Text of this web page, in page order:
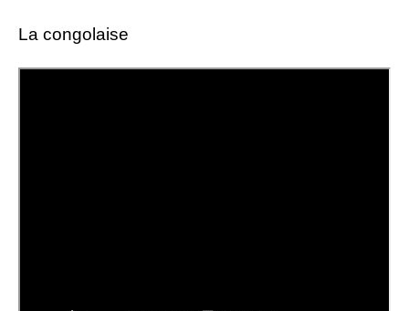
La congolaise